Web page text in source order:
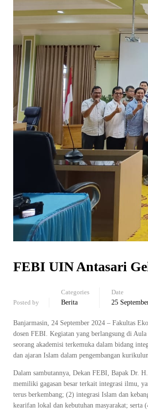
FEBI UIN Antasari
Posted by
Categories
Berita
Date
25
Banjarmasin, 24 September 2024 – Fakultas
dosen FEBI. Kegiatan yang berlangsung di
seorang akademisi terkemuka dalam bidang
dan ajaran Islam dalam pengembangan
Dalam sambutannya, Dekan FEBI, Bapak Dr.
memiliki gagasan besar terkait integrasi ilmu,
terus berkembang; (2) integrasi Islam dan
kearifan lokal dan kebutuhan masyarakat; serta